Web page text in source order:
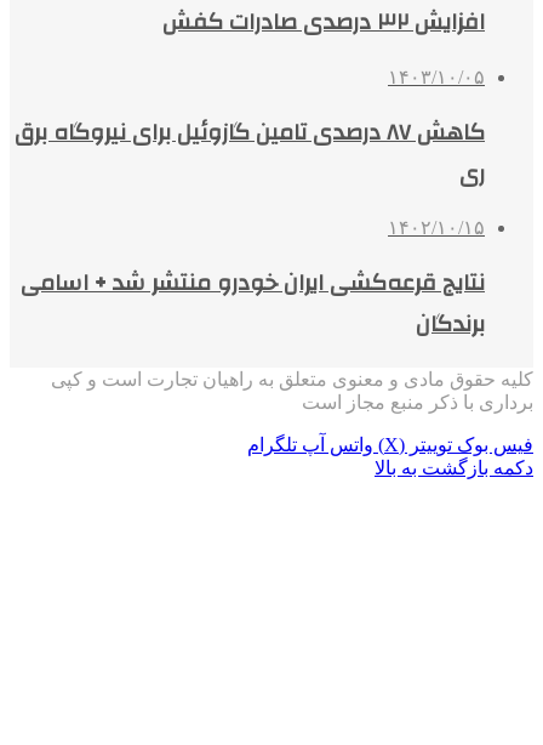
افزایش ۳۲ درصدی صادرات کفش
۱۴۰۳/۱۰/۰۵
کاهش ۸۷ درصدی تامین گازوئیل برای نیروگاه برق
ری
۱۴۰۲/۱۰/۱۵
نتایج قرعه‌کشی ایران خودرو منتشر شد + اسامی
برندگان
کلیه حقوق مادی و معنوی متعلق به راهیان تجارت است و کپی
برداری با ذکر منبع مجاز است
فیس بوک توییتر (X) واتس آپ تلگرام
دکمه بازگشت به بالا